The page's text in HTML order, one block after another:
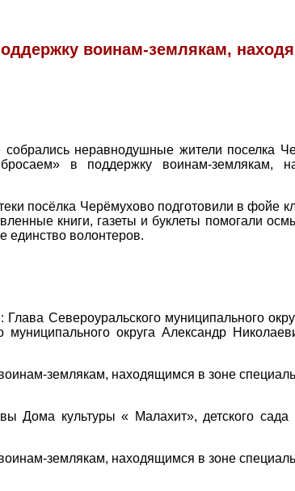
воинам-землякам,
неравнодушные жители поселка
в поддержку воинам-землякам,
посёлка Черёмухово подготовили в фойе
книги, газеты и буклеты помогали
единство волонтеров.
Североуральского муниципального
округа Александр
Дома культуры « Малахит», детского